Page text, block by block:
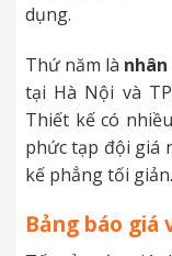
dụng.
Thứ năm là
tại Hà Nội và
Thiết kế có
phức tạp đội giá
kế phẳng tối giản.
Bảng báo giá